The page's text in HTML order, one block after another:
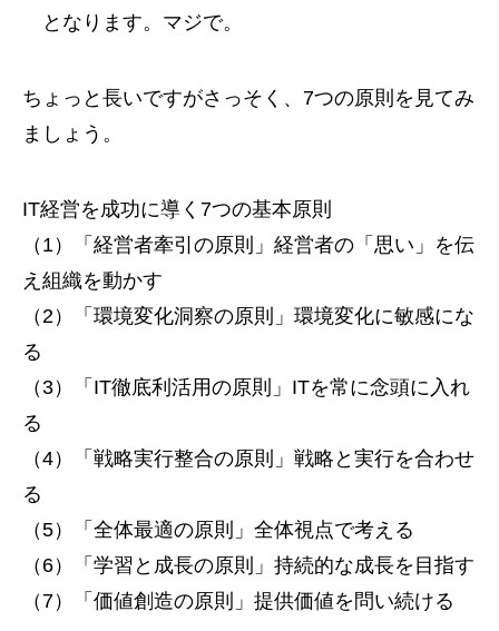
となります。マジで。
ちょっと長いですがさっそく、7つの原則を見てみ
ましょう。
IT経営を成功に導く7つの基本原則
（1）「経営者牽引の原則」経営者の「思い」を伝
え組織を動かす
（2）「環境変化洞察の原則」環境変化に敏感にな
る
（3）「IT徹底利活用の原則」ITを常に念頭に入れ
る
（4）「戦略実行整合の原則」戦略と実行を合わせ
る
（5）「全体最適の原則」全体視点で考える
（6）「学習と成長の原則」持続的な成長を目指す
（7）「価値創造の原則」提供価値を問い続ける